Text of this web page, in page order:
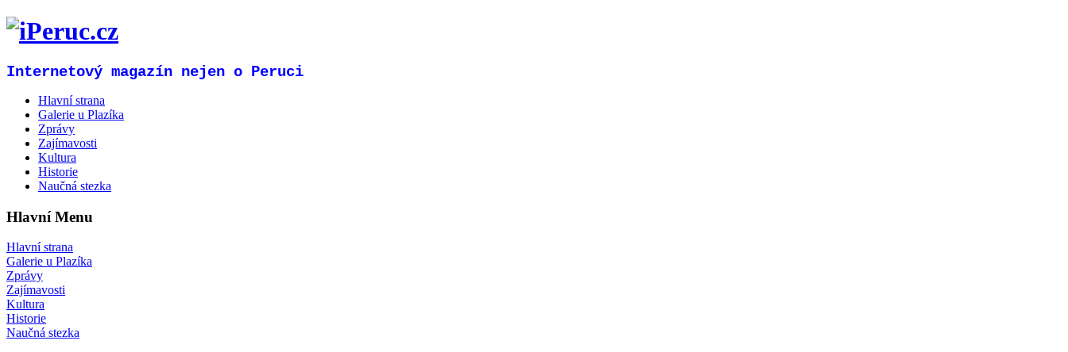
Internetový magazín nejen o Peruci
Hlavní strana
Galerie u Plazíka
Zprávy
Zajímavosti
Kultura
Historie
Naučná stezka
Hlavní Menu
Hlavní strana
Galerie u Plazíka
Zprávy
Zajímavosti
Kultura
Historie
Naučná stezka